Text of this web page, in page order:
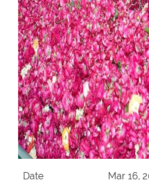
Departments
Our Websites
More
Date
Mar 16,